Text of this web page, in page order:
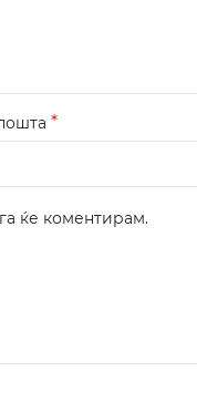
*
ќе коментирам.